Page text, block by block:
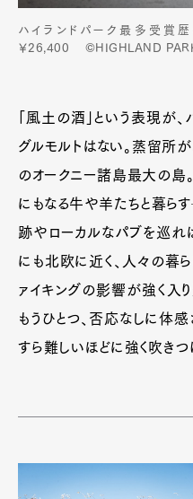
Product
Official
ハイランドパーク最多受賞歴
￥26,400 ©HIGHLAND
「風土の酒」という表現が
グルモルトはない。蒸留所
のオークニー諸島最大の島
にもなる牛や羊たちと暮ら
跡やローカルなパブを巡
にも北欧に近く、人々の暮
ァイキングの影響が強く入
もうひとつ、否応なしに体
すら難しいほどに強く吹きつ